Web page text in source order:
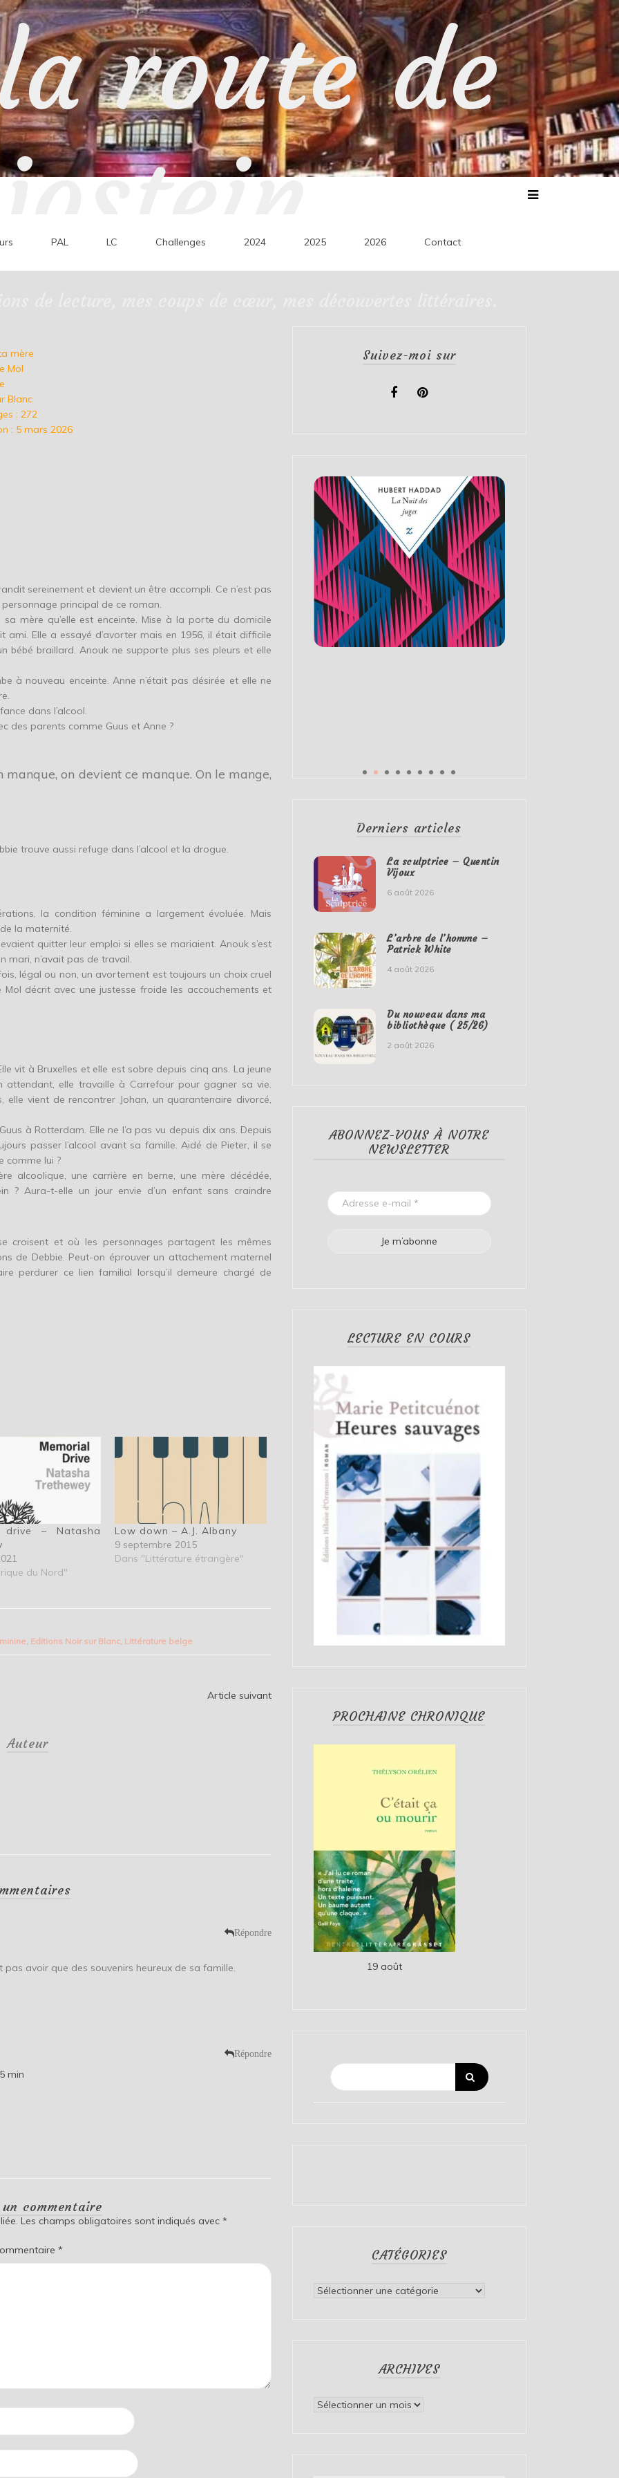
route de
jostein
PAL LC Challenges 2024 2025 2026 Contact
mère
Mol
Blanc
: 272
: 5 mars 2026
sereinement et devient un être accompli. Ce n’est pas
personnage principal de ce roman.
mère qu’elle est enceinte. Mise à la porte du domicile
Elle a essayé d’avorter mais en 1956, il était difficile
bébé braillard. Anouk ne supporte plus ses pleurs et elle
à nouveau enceinte. Anne n’était pas désirée et elle ne
dans l’alcool.
des parents comme Guus et Anne ?
on devient ce manque. On le mange,
trouve aussi refuge dans l’alcool et la drogue.
la condition féminine a largement évoluée. Mais
la maternité.
quitter leur emploi si elles se mariaient. Anouk s’est
mari, n’avait pas de travail.
légal ou non, un avortement est toujours un choix cruel
Mol décrit avec une justesse froide les accouchements et
vit à Bruxelles et elle est sobre depuis cinq ans. La jeune
elle travaille à Carrefour pour gagner sa vie.
elle vient de rencontrer Johan, un quarantenaire divorcé,
à Rotterdam. Elle ne l’a pas vu depuis dix ans. Depuis
passer l’alcool avant sa famille. Aidé de Pieter, il se
comme lui ?
alcoolique, une carrière en berne, une mère décédée,
? Aura-t-elle un jour envie d’un enfant sans craindre
croisent et où les personnages partagent les mêmes
de Debbie. Peut-on éprouver un attachement maternel
perdurer ce lien familial lorsqu’il demeure chargé de
drive – Natasha
du Nord"
Low down – A.J. Albany
9 septembre 2015
Dans "Littérature étrangère"
, Editions Noir sur Blanc, Littérature belge
Article suivant
Auteur
Répondre
avoir que des souvenirs heureux de sa famille.
Répondre
min
commentaire
Les champs obligatoires sont indiqués avec *
*
Suivez-moi sur
Derniers articles
La sculptrice – Quentin
Vijoux
6 août 2026
L’arbre de l’homme –
Patrick White
4 août 2026
Du nouveau dans ma
bibliothèque ( 25/26)
2 août 2026
ABONNEZ-VOUS À NOTRE
NEWSLETTER
LECTURE EN COURS
PROCHAINE CHRONIQUE
19 août
CATÉGORIES
Catégories
ARCHIVES
Archives